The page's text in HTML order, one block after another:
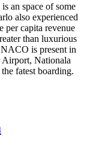
an space of some
also experienced
per capita revenue
than luxurious
is present in
Airport, Nationala
fatest boarding.